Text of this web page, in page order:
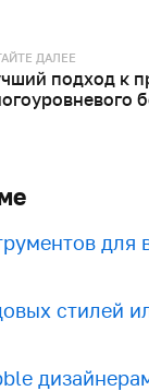
ДАЛЕЕ
подход к
для
стилей